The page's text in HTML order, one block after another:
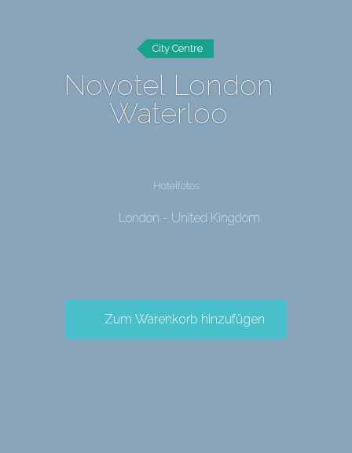
City Centre
Novotel London
Waterloo
Hotelfotos
London - United Kingdom